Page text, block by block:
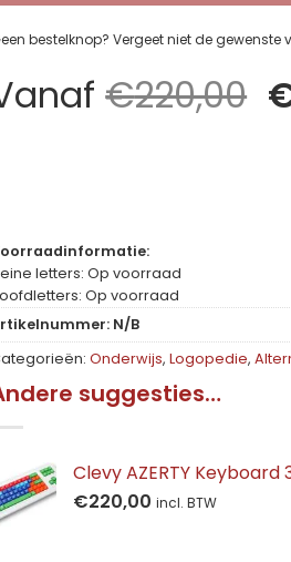
bestelknop? Vergeet niet de gewenste
€220,00
letters: Op voorraad
Op voorraad
N/B
Onderwijs,Logopedie,
suggesties…
Clevy AZERTY
€220,00 incl. BTW